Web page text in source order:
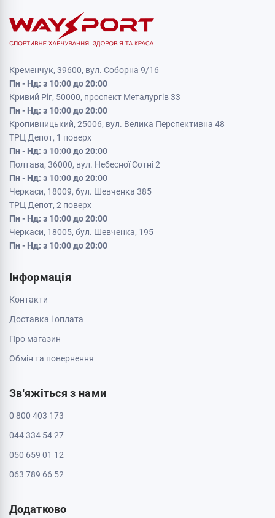
Кременчук, 39600, вул. Соборна 9/16
Пн - Нд: з 10:00 до 20:00
Кривий Ріг, 50000, проспект Металургів 33
Пн - Нд: з 10:00 до 20:00
Кропивницький, 25006, вул. Велика Перспективна 48
ТРЦ Депот, 1 поверх
Пн - Нд: з 10:00 до 20:00
Полтава, 36000, вул. Небесної Сотні 2
Пн - Нд: з 10:00 до 20:00
Черкаси, 18009, бул. Шевченка 385
ТРЦ Депот, 2 поверх
Пн - Нд: з 10:00 до 20:00
Черкаси, 18005, бул. Шевченка, 195
Пн - Нд: з 10:00 до 20:00
Інформація
Контакти
Доставка і оплата
Про магазин
Обмін та повернення
Зв'яжіться з нами
0 800 403 173
044 334 54 27
050 659 01 12
063 789 66 52
Додатково